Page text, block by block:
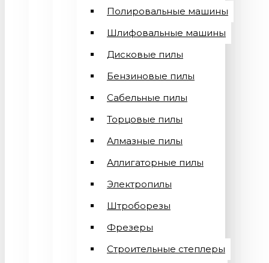
Полировальные машины
Шлифовальные машины
Дисковые пилы
Бензиновые пилы
Сабельные пилы
Торцовые пилы
Алмазные пилы
Аллигаторные пилы
Электропилы
Штроборезы
Фрезеры
Строительные степлеры